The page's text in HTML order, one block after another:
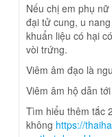
Nếu chị em phụ
đại tử cung, u
khuẩn liệu có hại
vòi trứng.
Viêm âm đạo là
Viêm âm hộ dẫn
Tìm hiểu thêm tắc
không https://